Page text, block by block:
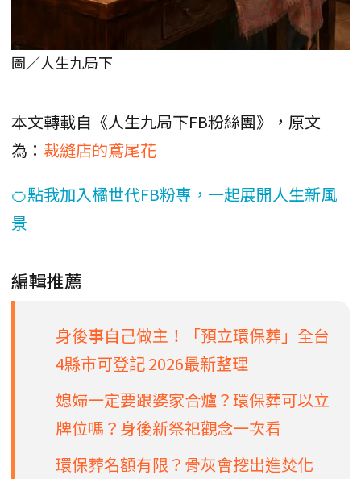
圖／人生九局下
本文轉載自《人生九局下FB粉絲團》，原文
為： 裁縫店的鳶尾花
🍊點我加入橘世代FB粉專，一起展開人生新風
景
編輯推薦
身後事自己做主！「預立環保葬」全台
4縣市可登記 2026最新整理
媳婦一定要跟婆家合爐？環保葬可以立
牌位嗎？身後新祭祀觀念一次看
環保葬名額有限？骨灰會挖出進焚化